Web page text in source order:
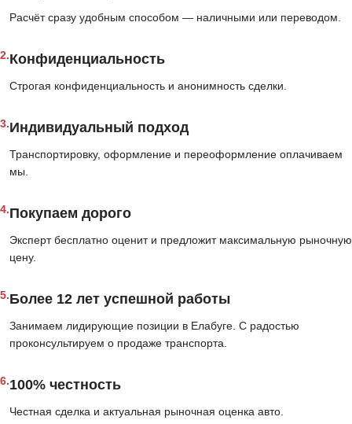
Расчёт сразу удобным способом — наличными или переводом.
2.Конфиденциальность
Строгая конфиденциальность и анонимность сделки.
3.Индивидуальный подход
Транспортировку, оформление и переоформление оплачиваем
мы.
4.Покупаем дорого
Эксперт бесплатно оценит и предложит максимальную рыночную
цену.
5.Более 12 лет успешной работы
Занимаем лидирующие позиции в Елабуге. С радостью
проконсультируем о продаже транспорта.
6.100% честность
Честная сделка и актуальная рыночная оценка авто.